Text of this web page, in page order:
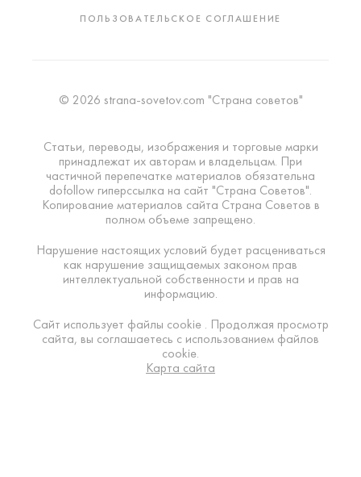
ПОЛЬЗОВАТЕЛЬСКОЕ СОГЛАШЕНИЕ
© 2026 strana-sovetov.com "Страна советов"
Статьи, переводы, изображения и торговые марки
принадлежат их авторам и владельцам. При
частичной перепечатке материалов обязательна
dofollow гиперссылка на сайт "Страна Советов".
Копирование материалов сайта Страна Советов в
полном объеме запрещено.
Нарушение настоящих условий будет расцениваться
как нарушение защищаемых законом прав
интеллектуальной собственности и прав на
информацию.
Сайт использует файлы cookie . Продолжая просмотр
сайта, вы соглашаетесь с использованием файлов
cookie.
Карта сайта